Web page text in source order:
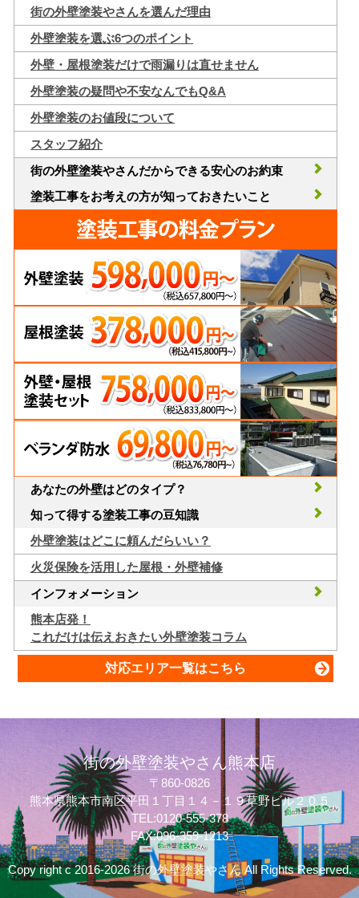
街の外壁塗装やさんを選んだ理由
外壁塗装を選ぶ6つのポイント
外壁・屋根塗装だけで雨漏りは直せません
外壁塗装の疑問や不安なんでもQ&A
外壁塗装のお値段について
スタッフ紹介
街の外壁塗装やさんだからできる安心のお約束
塗装工事をお考えの方が知っておきたいこと
あなたの外壁はどのタイプ？
知って得する塗装工事の豆知識
外壁塗装はどこに頼んだらいい？
火災保険を活用した屋根・外壁補修
インフォメーション
熊本店発！
これだけは伝えおきたい外壁塗装コラム
対応エリア一覧はこちら
街の外壁塗装やさん熊本店
〒860-0826
熊本県熊本市南区平田１丁目１４－１９草野ビル２０５
TEL:0120-555-378
FAX:096-359-1213
Copy right c 2016-2026 街の外壁塗装やさん All Rights Reserved.